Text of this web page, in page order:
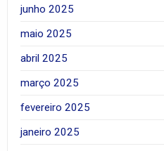
junho 2025
maio 2025
abril 2025
março 2025
fevereiro 2025
janeiro 2025